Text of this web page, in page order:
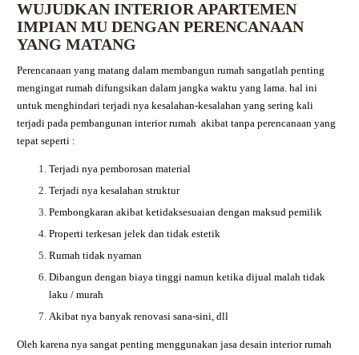
WUJUDKAN INTERIOR APARTEMEN
IMPIAN MU DENGAN PERENCANAAN
YANG MATANG
Perencanaan yang matang dalam membangun rumah sangatlah penting
mengingat rumah difungsikan dalam jangka waktu yang lama. hal ini
untuk menghindari terjadi nya kesalahan-kesalahan yang sering kali
terjadi pada pembangunan interior rumah akibat tanpa perencanaan yang
tepat seperti :
Terjadi nya pemborosan material
Terjadi nya kesalahan struktur
Pembongkaran akibat ketidaksesuaian dengan maksud pemilik
Properti terkesan jelek dan tidak estetik
Rumah tidak nyaman
Dibangun dengan biaya tinggi namun ketika dijual malah tidak
laku / murah
Akibat nya banyak renovasi sana-sini, dll
Oleh karena nya sangat penting menggunakan jasa desain interior rumah